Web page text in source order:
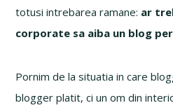
totusi intrebarea ramane: ar
corporate sa aiba un blog
Pornim de la situatia in care
blogger platit, ci un om din